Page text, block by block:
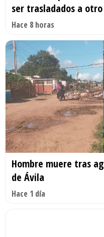
ser trasladados a
Hace 8 horas
Hombre muere tras
de Ávila
Hace 1 día